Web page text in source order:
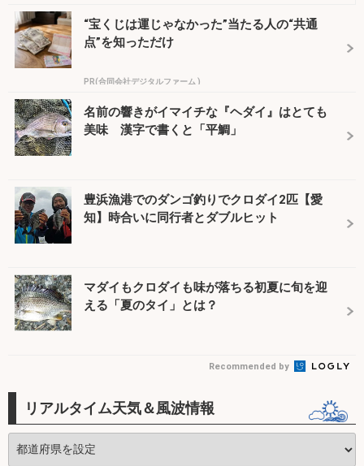
“宝くじは運じゃなかった”当たる人の“共通
点”を知っただけ
PR(合同会社デジタルファーム )
名前の響きがイマイチな『ヘダイ』はとても
美味 漢字で書くと「平鯛」
豊浜漁港でのダンゴ釣りでクロダイ2匹【愛
知】時合いに同行者とダブルヒット
マダイもクロダイも味が落ちる初夏に旬を迎
える「夏のタイ」とは？
Recommended by
リアルタイム天気＆風波情報